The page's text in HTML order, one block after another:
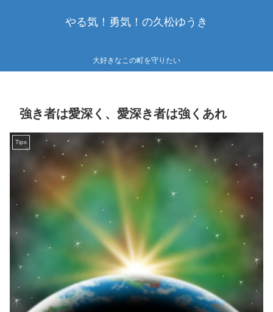
やる気！勇気！の久松ゆうき
大好きなこの町を守りたい
強き者は愛深く、愛深き者は強くあれ
Tips